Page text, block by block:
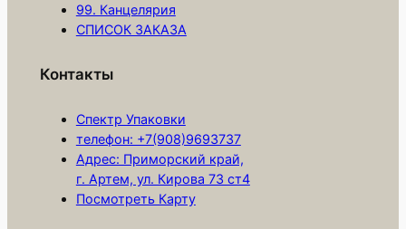
к
99. Канцелярия
СПИСОК ЗАКАЗА
Контакты
Спектр Упаковки
телефон: +7(908)9693737
Адрес: Приморский край,
г. Артем, ул. Кирова 73 ст4
Посмотреть Карту